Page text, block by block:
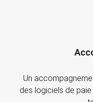
Un
des logiciels de